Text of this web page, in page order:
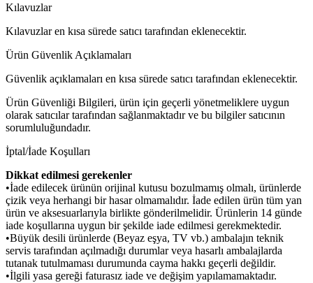
Kılavuzlar
Kılavuzlar en kısa sürede satıcı tarafından eklenecektir.
Ürün Güvenlik Açıklamaları
Güvenlik açıklamaları en kısa sürede satıcı tarafından eklenecektir.
Ürün Güvenliği Bilgileri, ürün için geçerli yönetmeliklere uygun
olarak satıcılar tarafından sağlanmaktadır ve bu bilgiler satıcının
sorumluluğundadır.
İptal/İade Koşulları
Dikkat edilmesi gerekenler
•İade edilecek ürünün orijinal kutusu bozulmamış olmalı, ürünlerde
çizik veya herhangi bir hasar olmamalıdır. İade edilen ürün tüm yan
ürün ve aksesuarlarıyla birlikte gönderilmelidir. Ürünlerin 14 günde
iade koşullarına uygun bir şekilde iade edilmesi gerekmektedir.
•Büyük desili ürünlerde (Beyaz eşya, TV vb.) ambalajın teknik
servis tarafından açılmadığı durumlar veya hasarlı ambalajlarda
tutanak tutulmaması durumunda cayma hakkı geçerli değildir.
•İlgili yasa gereği faturasız iade ve değişim yapılamamaktadır.